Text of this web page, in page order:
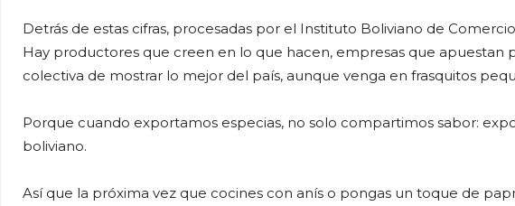
Detrás de estas cifras, procesadas por el Instituto Boliviano de
Hay productores que creen en lo que hacen, empresas que apuestan
colectiva de mostrar lo mejor del país, aunque venga en frasquitos
Porque cuando exportamos especias, no solo compartimos sabor:
boliviano.
Así que la próxima vez que cocines con anís o pongas un toque de